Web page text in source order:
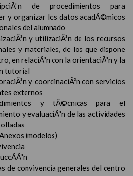
de procedimientos para
y organizar los datos acadÃ©micos
del alumnado
y utilizaciÃ³n de los recursos
y materiales, de los que dispone
en relaciÃ³n con la orientaciÃ³n y la
tutorial
y coordinaciÃ³n con servicios
externos
y tÃ©cnicas para el
y evaluaciÃ³n de las actividades
Anexos (modelos)
de convivencia generales del centro